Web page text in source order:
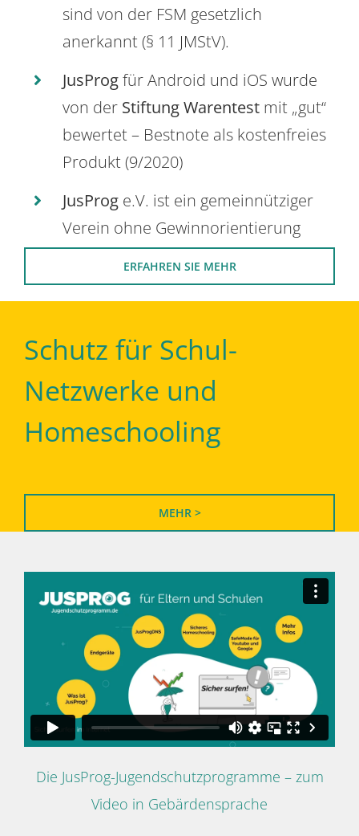
sind von der FSM gesetzlich
anerkannt (§ 11 JMStV).
JusProgfür Android und iOS wurde
von der Stiftung Warentest mit „gut“
bewertet – Bestnote als kostenfreies
Produkt (9/2020)
JusProg e.V. ist ein gemeinnütziger
Verein ohne Gewinnorientierung
ERFAHREN SIE MEHR
Schutz für Schul-
Netzwerke und
Homeschooling
MEHR >
Die JusProg-Jugendschutzprogramme – zum
Video in Gebärdensprache